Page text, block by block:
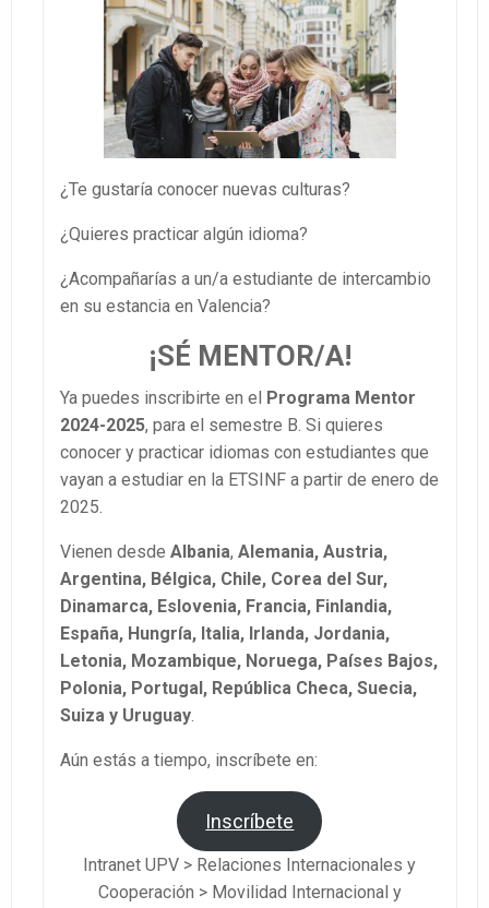
¿Te gustaría conocer nuevas culturas?
¿Quieres practicar algún idioma?
¿Acompañarías a un/a estudiante de intercambio
en su estancia en Valencia?
¡SÉ MENTOR/A!
Ya puedes inscribirte en el
Programa Mentor
2024-2025, para el semestre B. Si quieres
conocer y practicar idiomas con estudiantes que
vayan a estudiar en la ETSINF a partir de enero de
2025.
Vienen desde Albania, Alemania, Austria,
Argentina, Bélgica, Chile, Corea del Sur,
Dinamarca, Eslovenia, Francia, Finlandia,
España, Hungría, Italia, Irlanda, Jordania,
Letonia, Mozambique, Noruega, Países Bajos,
Polonia, Portugal, República Checa, Suecia,
Suiza y Uruguay.
Aún estás a tiempo, inscríbete en:
Inscríbete
Intranet UPV > Relaciones Internacionales y
Cooperación > Movilidad Internacional y